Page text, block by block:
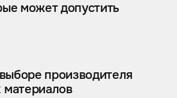
может допустить
производителя